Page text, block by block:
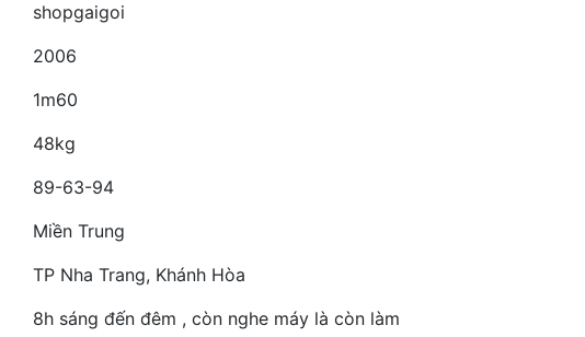
shopgaigoi
2006
1m60
48kg
89-63-94
Miền Trung
TP Nha Trang, Khánh Hòa
8h sáng đến đêm , còn nghe máy là còn làm